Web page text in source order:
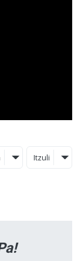
Itzuli